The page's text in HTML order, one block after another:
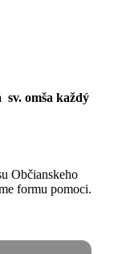
omša každý
Občianskeho
formu pomoci.